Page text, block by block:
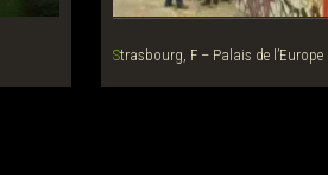
Strasbourg, F – Palais de